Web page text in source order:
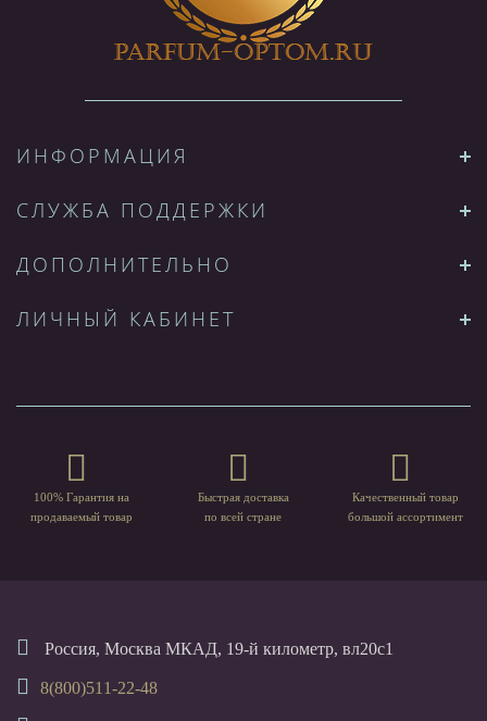
ИНФОРМАЦИЯ
СЛУЖБА ПОДДЕРЖКИ
ДОПОЛНИТЕЛЬНО
ЛИЧНЫЙ КАБИНЕТ
100% Гарантия на
продаваемый товар
Быстрая доставка
по всей стране
Качественный товар
большой ассортимент
Россия, Москва МКАД, 19-й километр, вл20с1
8(800)511-22-48